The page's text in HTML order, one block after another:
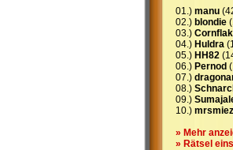
01.) manu
02.) blondie
03.)
04.) Huldra
05.) HH82
06.) Pernod
07.)
08.)
09.)
10.) mrsmiez
» Mehr
» Rätsel